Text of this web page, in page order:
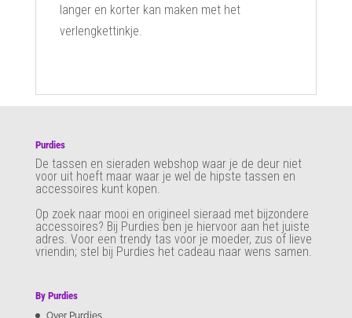
langer en korter kan maken met het
verlengkettinkje.
Purdies
De tassen en sieraden webshop waar je de deur niet
voor uit hoeft maar waar je wel de hipste tassen en
accessoires kunt kopen.
Op zoek naar mooi en origineel sieraad met bijzondere
accessoires? Bij Purdies ben je hiervoor aan het juiste
adres. Voor een trendy tas voor je moeder, zus of lieve
vriendin; stel bij Purdies het cadeau naar wens samen.
By Purdies
Over Purdies